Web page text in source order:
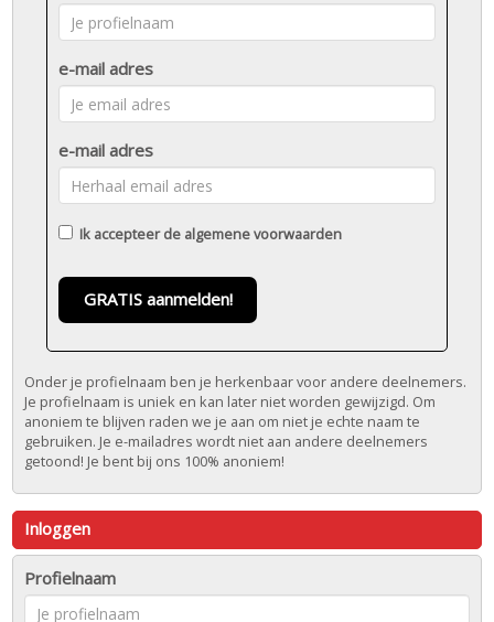
e-mail adres
e-mail adres
Ik accepteer de algemene voorwaarden
GRATIS aanmelden!
Onder je profielnaam ben je herkenbaar voor andere deelnemers.
Je profielnaam is uniek en kan later niet worden gewijzigd. Om
anoniem te blijven raden we je aan om niet je echte naam te
gebruiken. Je e-mailadres wordt niet aan andere deelnemers
getoond! Je bent bij ons 100% anoniem!
Inloggen
Profielnaam